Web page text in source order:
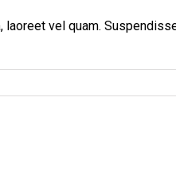
vel quam.